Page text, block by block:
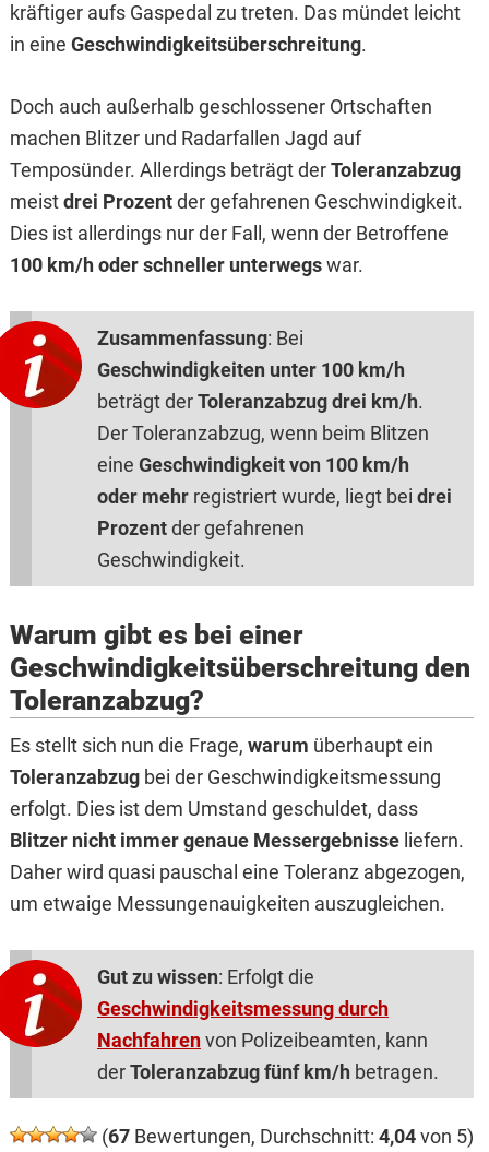
kräftiger aufs Gaspedal zu treten. Das mündet leicht
in eine Geschwindigkeitsüberschreitung.
Doch auch außerhalb geschlossener Ortschaften
machen Blitzer und Radarfallen Jagd auf
Temposünder. Allerdings beträgt derToleranzabzug
meistdrei Prozentder gefahrenen Geschwindigkeit.
Dies ist allerdings nur der Fall, wenn der Betroffene
100 km/h oder schneller unterwegswar.
Zusammenfassung: Bei
Geschwindigkeiten unter 100 km/h
beträgt derToleranzabzug drei km/h.
Der Toleranzabzug, wenn beim Blitzen
eine Geschwindigkeit von 100 km/h
oder mehrregistriert wurde, liegt bei drei
Prozentder gefahrenen
Geschwindigkeit.
Warum gibt es bei einer
Geschwindigkeitsüberschreitung den
Toleranzabzug?
Es stellt sich nun die Frage, warum überhaupt ein
Toleranzabzugbei der Geschwindigkeitsmessung
erfolgt. Dies ist dem Umstand geschuldet, dass
Blitzer nicht immer genaue Messergebnisseliefern.
Daher wird quasi pauschal eine Toleranz abgezogen,
um etwaige Messungenauigkeiten auszugleichen.
Gut zu wissen: Erfolgt die
Geschwindigkeitsmessung durch
Nachfahrenvon Polizeibeamten, kann
derToleranzabzug fünf km/h betragen.
(67Bewertungen, Durchschnitt: 4,04von 5)